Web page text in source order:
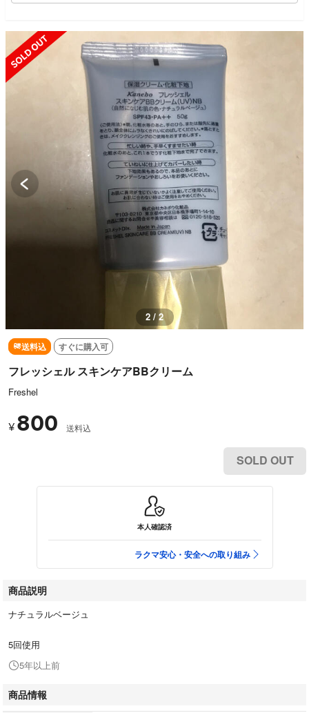
SOLD OUT
2 / 2
送料込 すぐに購入可
フレッシェル スキンケアBBクリーム
Freshel
¥ 800 送料込
SOLD OUT
本人確認済
ラクマ安心・安全への取り組み
商品説明
ナチュラルベージュ
5回使用
5年以上前
商品情報